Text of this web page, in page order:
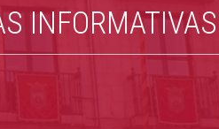
INFORMATIVAS